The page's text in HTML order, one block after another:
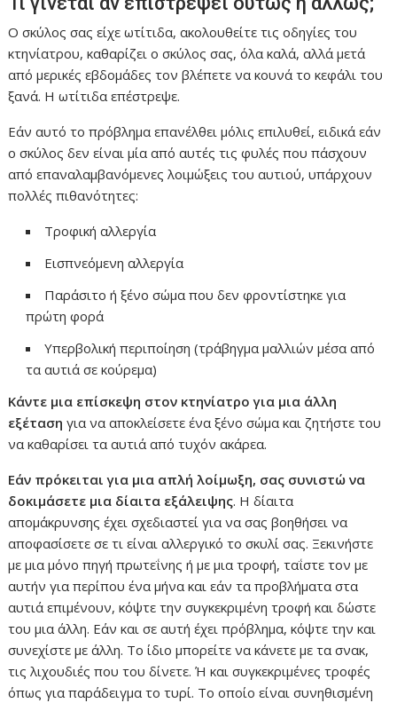
Ο σκύλος σας είχε ωτίτιδα, ακολουθείτε τις οδηγίες του
κτηνίατρου, καθαρίζει ο σκύλος σας, όλα καλά, αλλά μετά
από μερικές εβδομάδες τον βλέπετε να κουνά το κεφάλι του
ξανά. Η ωτίτιδα επέστρεψε.
Εάν αυτό το πρόβλημα επανέλθει μόλις επιλυθεί, ειδικά εάν
ο σκύλος δεν είναι μία από αυτές τις φυλές που πάσχουν
από επαναλαμβανόμενες λοιμώξεις του αυτιού, υπάρχουν
πολλές πιθανότητες:
Τροφική αλλεργία
Εισπνεόμενη αλλεργία
Παράσιτο ή ξένο σώμα που δεν φροντίστηκε για
πρώτη φορά
Υπερβολική περιποίηση (τράβηγμα μαλλιών μέσα από
τα αυτιά σε κούρεμα)
Κάντε μια επίσκεψη στον κτηνίατρο για μια άλλη
εξέταση για να αποκλείσετε ένα ξένο σώμα και ζητήστε του
να καθαρίσει τα αυτιά από τυχόν ακάρεα.
Εάν πρόκειται για μια απλή λοίμωξη, σας συνιστώ να
δοκιμάσετε μια δίαιτα εξάλειψης. Η δίαιτα
απομάκρυνσης έχει σχεδιαστεί για να σας βοηθήσει να
αποφασίσετε σε τι είναι αλλεργικό το σκυλί σας. Ξεκινήστε
με μια μόνο πηγή πρωτεΐνης ή με μια τροφή, ταΐστε τον με
αυτήν για περίπου ένα μήνα και εάν τα προβλήματα στα
αυτιά επιμένουν, κόψτε την συγκεκριμένη τροφή και δώστε
του μια άλλη. Εάν και σε αυτή έχει πρόβλημα, κόψτε την και
συνεχίστε με άλλη. Το ίδιο μπορείτε να κάνετε με τα σνακ,
τις λιχουδιές που του δίνετε. Ή και συγκεκριμένες τροφές
όπως για παράδειγμα το τυρί. Το οποίο είναι συνηθισμένη